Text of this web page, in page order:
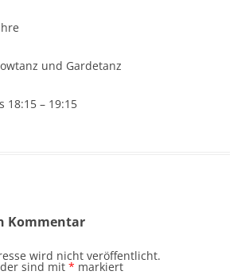
und Gardetanz
18:15 – 19:15
Kommentar
wird nicht veröffentlicht.
sind mit * markiert